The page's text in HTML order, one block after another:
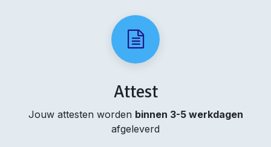
Attest
Jouw attesten worden binnen 3-5 werkdagen
afgeleverd